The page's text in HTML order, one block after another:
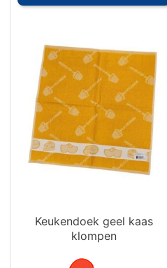
Keukendoek geel kaas
klompen